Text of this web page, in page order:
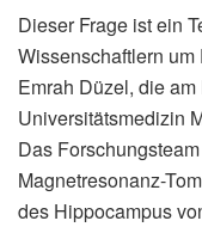
Dieser Frage ist ein
Wissenschaftlern
Emrah Düzel, die
Universitätsmedizin
Das
Magnetresonanz-
des Hippocampus